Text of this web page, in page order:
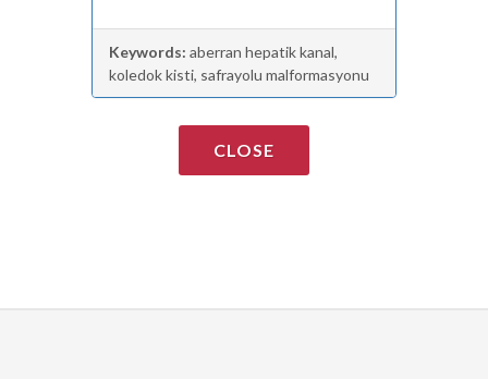
Keywords: aberran hepatik kanal,
koledok kisti, safrayolu malformasyonu
CLOSE